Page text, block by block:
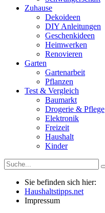
Zuhause
Dekoideen
DIY Anleitungen
Geschenkideen
Heimwerken
Renovieren
Garten
Gartenarbeit
Pflanzen
Test & Vergleich
Baumarkt
Drogerie & Pflege
Elektronik
Freizeit
Haushalt
Kinder
Sie befinden sich hier:
Haushaltstipps.net
Impressum